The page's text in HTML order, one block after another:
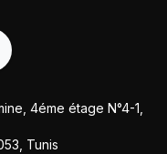
4éme étage N°4-1,
Tunis